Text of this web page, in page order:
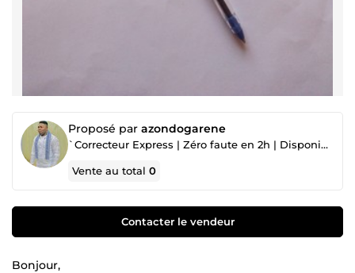
Proposé par azondogarene
`Correcteur Express | Zéro faute en 2h | Disponible 7j/7`
Vente au total0
Contacter le vendeur
Bonjour,